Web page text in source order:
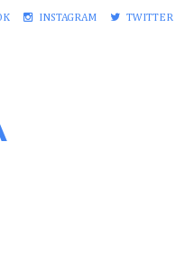
INSTAGRAM TWITTER